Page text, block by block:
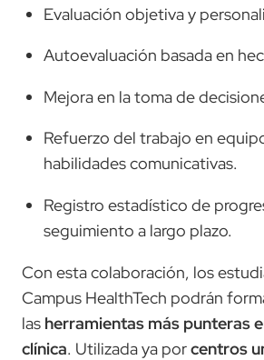
Evaluación objetiva y
Autoevaluación basada en
Mejora en la toma de
Refuerzo del trabajo en
habilidades comunicativas.
Registro estadístico de
seguimiento a largo plazo.
Con esta colaboración, los
Campus HealthTech podrán
las herramientas más punteras
clínica. Utilizada ya porcentros